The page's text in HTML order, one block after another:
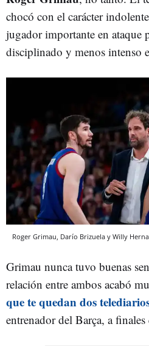
chocó con el carácter
jugador importante en ataque
disciplinado y menos intenso
Roger Grimau, Darío Brizuela y Willy
Grimau nunca tuvo buenas
relación entre ambos acabó
que te quedan dos
entrenador del Barça, a